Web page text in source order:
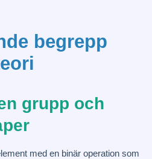
begrepp
grupp och
med en binär operation som